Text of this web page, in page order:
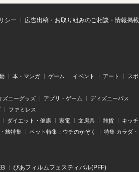
シー
広告出稿・お取り組みのご相談・情報掲
本・マンガ ゲーム イベント アート ス
ズニーグッズ アプリ・ゲーム ディズニーパス
ファミレス
ダイエット・健康 家電 文房具 雑貨 キッ
旅特集 ペット特集：ウチのかぞく 特集 カラダ
ぴあフィルムフェスティバル(PFF)